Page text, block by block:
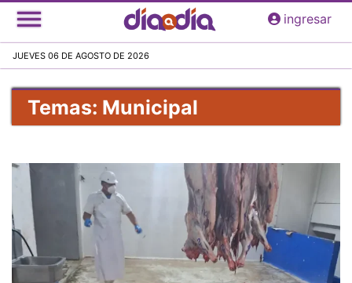
Pasar
al
principal
ingresar
JUEVES 06 DE AGOSTO DE 2026
Temas: Municipal